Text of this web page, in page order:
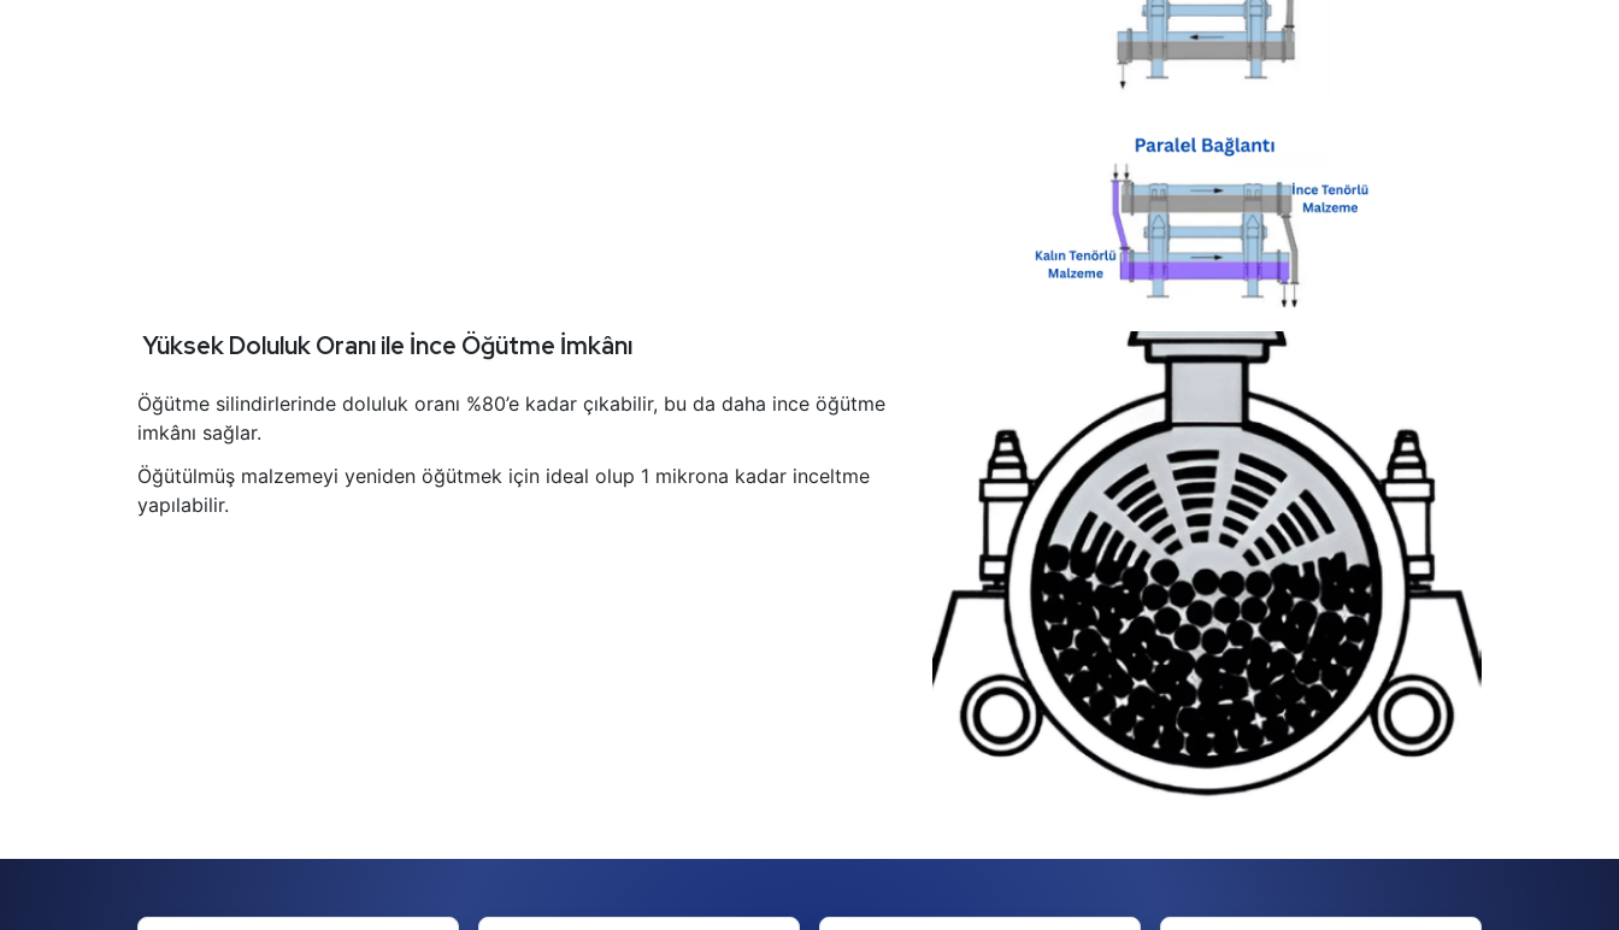
Yüksek Doluluk Oranı ile İnce Öğütme İmkânı
Öğütme silindirlerinde doluluk oranı %80’e kadar çıkabilir, bu da daha ince öğütme
imkânı sağlar.
Öğütülmüş malzemeyi yeniden öğütmek için ideal olup 1 mikrona kadar inceltme
yapılabilir.